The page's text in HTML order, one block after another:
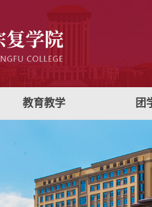
教育教学 团